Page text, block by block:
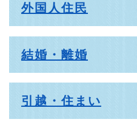
外国人住民
結婚・離婚
引越・住まい